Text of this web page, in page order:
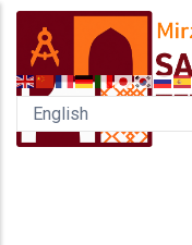
Skip
main
content